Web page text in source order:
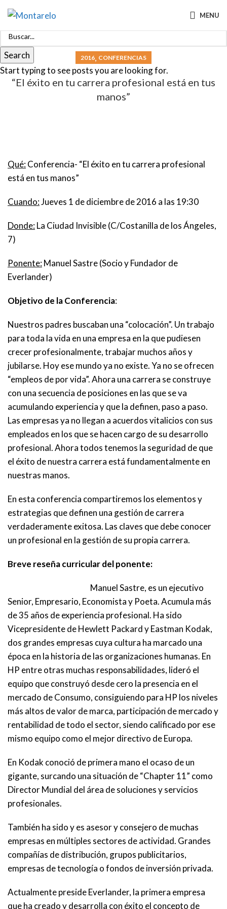
MENU
2016, CONFERENCIAS
“El éxito en tu carrera profesional está en tus
manos”
Qué:Conferencia- “El éxito en tu carrera profesional
está en tus manos”
Cuando:Jueves 1 de diciembre de 2016 a las 19:30
Donde:La Ciudad Invisible (C/Costanilla de los Ángeles,
7)
Ponente:Manuel Sastre (Socio y Fundador de
Everlander)
Objetivo de la Conferencia:
Nuestros padres buscaban una “colocación”. Un trabajo
para toda la vida en una empresa en la que pudiesen
crecer profesionalmente, trabajar muchos años y
jubilarse. Hoy ese mundo ya no existe. Ya no se ofrecen
“empleos de por vida”. Ahora una carrera se construye
con una secuencia de posiciones en las que se va
acumulando experiencia y que la definen, paso a paso.
Las empresas ya no llegan a acuerdos vitalicios con sus
empleados en los que se hacen cargo de su desarrollo
profesional. Ahora todos tenemos la seguridad de que
el éxito de nuestra carrera está fundamentalmente en
nuestras manos.
En esta conferencia compartiremos los elementos y
estrategias que definen una gestión de carrera
verdaderamente exitosa. Las claves que debe conocer
un profesional en la gestión de su propia carrera.
Breve reseña curricular del ponente:
Manuel Sastre, es un ejecutivo
Senior, Empresario, Economista y Poeta. Acumula más
de 35 años de experiencia profesional. Ha sido
Vicepresidente de Hewlett Packard y Eastman Kodak,
dos grandes empresas cuya cultura ha marcado una
época en la historia de las organizaciones humanas. En
HP entre otras muchas responsabilidades, lideró el
equipo que construyó desde cero la presencia en el
mercado de Consumo, consiguiendo para HP los niveles
más altos de valor de marca, participación de mercado y
rentabilidad de todo el sector, siendo calificado por ese
mismo equipo como el mejor directivo de Europa.
En Kodak conoció de primera mano el ocaso de un
gigante, surcando una situación de “Chapter 11” como
Director Mundial del área de soluciones y servicios
profesionales.
También ha sido y es asesor y consejero de muchas
empresas en múltiples sectores de actividad. Grandes
compañías de distribución, grupos publicitarios,
empresas de tecnología o fondos de inversión privada.
Actualmente preside Everlander, la primera empresa
que ha creado y desarrolla con éxito el concepto de
Search
Start typing to see posts you are looking for.